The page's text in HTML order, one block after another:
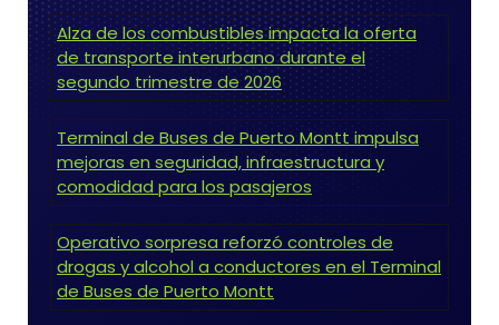
Alza de los combustibles impacta la oferta
de transporte interurbano durante el
segundo trimestre de 2026
Terminal de Buses de Puerto Montt impulsa
mejoras en seguridad, infraestructura y
comodidad para los pasajeros
Operativo sorpresa reforzó controles de
drogas y alcohol a conductores en el Terminal
de Buses de Puerto Montt